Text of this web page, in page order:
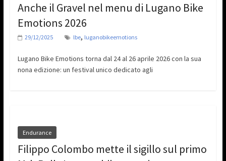
Anche il Gravel nel menu di Lugano Bike
Emotions 2026
29/12/2025 lbe, luganobikeemotions
Lugano Bike Emotions torna dal 24 al 26 aprile 2026 con la sua
nona edizione: un festival unico dedicato agli
Endurance
Filippo Colombo mette il sigillo sul primo